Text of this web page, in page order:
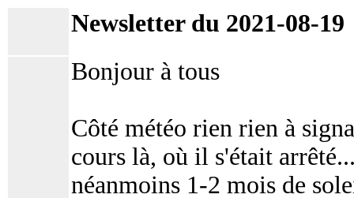
Newsletter du 2021-08-19
Bonjour à tous
Côté météo rien rien à
cours là, où il s'était
néanmoins 1-2 mois de